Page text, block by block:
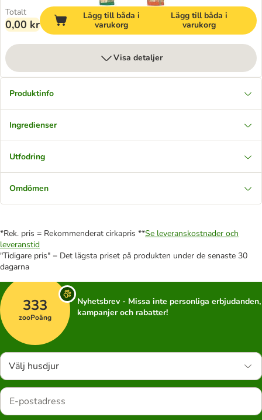
Totalt
0,00 kr
Lägg till båda i
varukorg
Lägg till båda i
varukorg
Visa detaljer
Produktinfo
Ingredienser
Utfodring
Omdömen
*Rek. pris = Rekommenderat cirkapris **Se leveranskostnader och
leveranstid
"Tidigare pris" = Det lägsta priset på produkten under de senaste 30
dagarna
333
zooPoäng
Nyhetsbrev - Missa inte personliga erbjudanden,
kampanjer och rabatter!
Välj husdjur